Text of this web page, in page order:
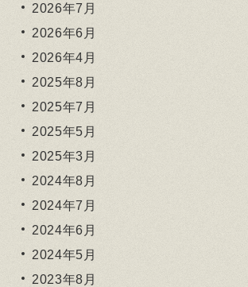
2026年7月
2026年6月
2026年4月
2025年8月
2025年7月
2025年5月
2025年3月
2024年8月
2024年7月
2024年6月
2024年5月
2023年8月